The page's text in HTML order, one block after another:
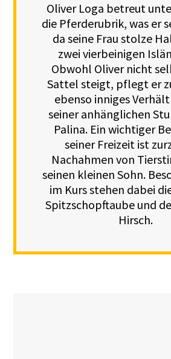
Oliver Loga betreut
die Pferderubrik, was er
da seine Frau stolze
zwei vierbeinigen
Obwohl Oliver nicht
Sattel steigt, pflegt er
ebenso inniges
seiner anhänglichen
Palina. Ein wichtiger
seiner Freizeit ist
Nachahmen von
seinen kleinen Sohn.
im Kurs stehen dabei
Spitzschopftaube und
Hirsch.